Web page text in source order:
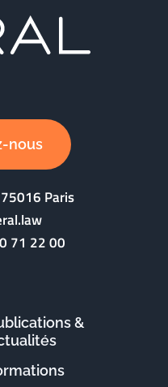
nous
Paris
71 22 00
&